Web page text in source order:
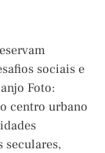
sociais e
Foto:
centro urbano
seculares,